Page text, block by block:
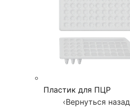
Пластик для ПЦР
‹Вернуться назад